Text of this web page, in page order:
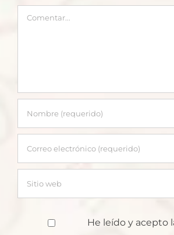
Comentar
He leído y acepto